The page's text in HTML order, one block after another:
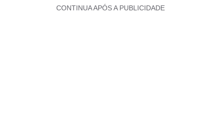
CONTINUA APÓS A PUBLICIDADE